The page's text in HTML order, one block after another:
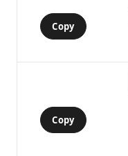
Copy
Copy